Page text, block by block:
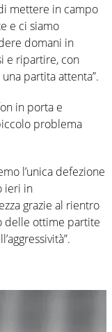
mettere in campo
e ci siamo
domani in
e ripartire, con
partita attenta”.
in porta e
problema
l’unica defezione
ieri in
grazie al rientro
delle ottime partite